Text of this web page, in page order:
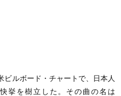
ビルボード・チャートで、日本人
挙を樹立した。その曲の名は